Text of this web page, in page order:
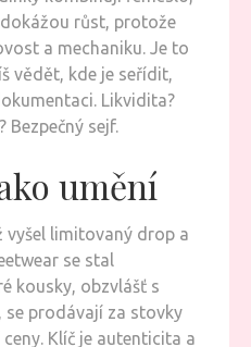
růst, protože
a mechaniku. Je to
vědět, kde je seřídit,
Likvidita?
Bezpečný sejf.
umění
vyšel limitovaný drop a
se stal
kousky, obzvlášť s
se prodávají za stovky
Klíč je autenticita a